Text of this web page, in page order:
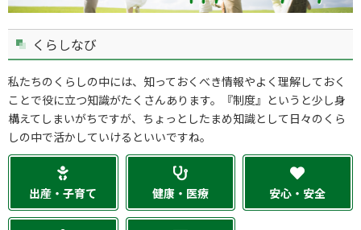
くらしなび
私たちのくらしの中には、知っておくべき情報やよく理解しておく
ことで役に立つ知識がたくさんあります。『制度』というと少し身
構えてしまいがちですが、ちょっとしたまめ知識として日々のくら
しの中で活かしていけるといいですね。
出産・子育て 健康・医療 安心・安全